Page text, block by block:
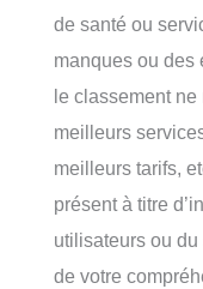
de santé ou
manques ou des
le classement
meilleurs
meilleurs tarifs,
présent à titre
utilisateurs ou
de votre